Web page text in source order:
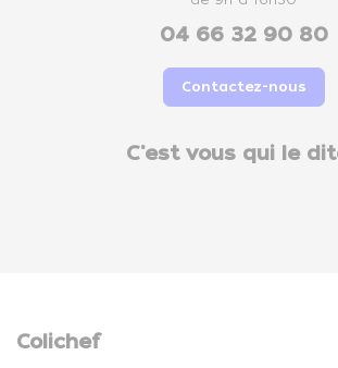
04 66 32 90 80
Contactez-nous
C'est vous qui le
Colichef